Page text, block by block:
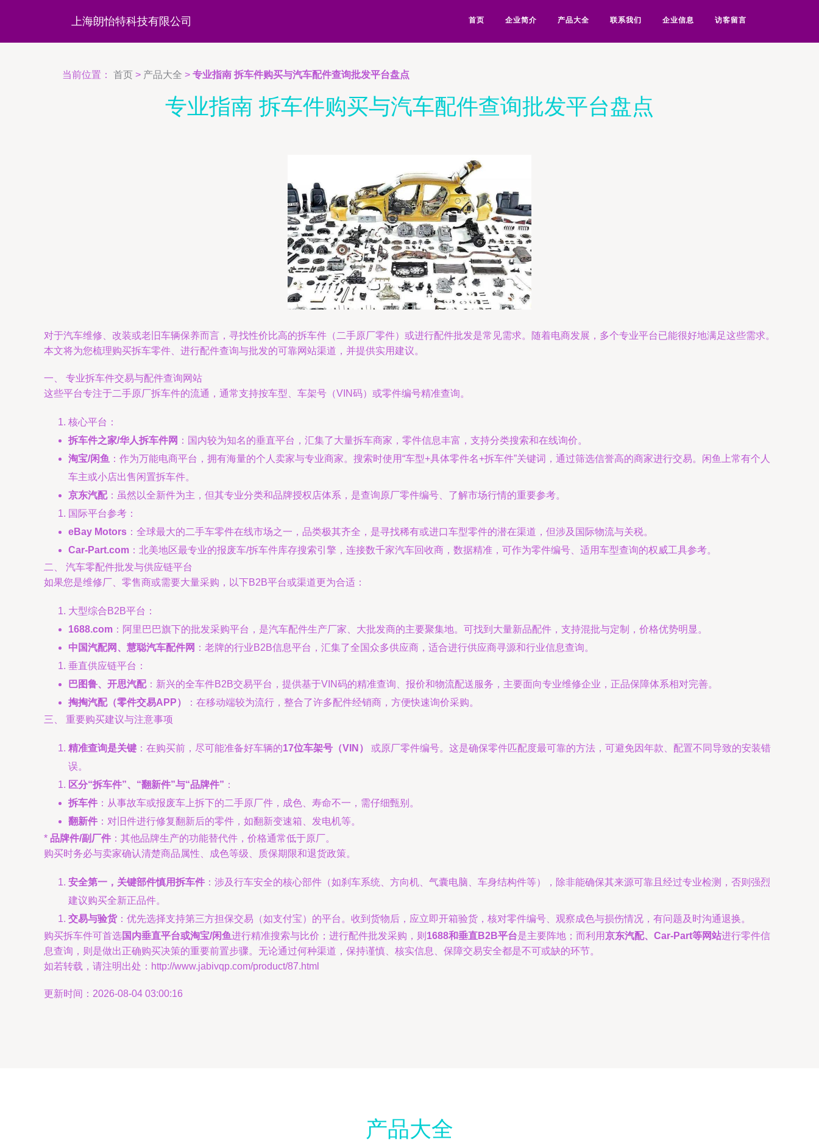
上海朗怡特科技有限公司 首页 企业简介 产品大全 联系我们 企业信息 访客留言
当前位置： 首页 > 产品大全 > 专业指南 拆车件购买与汽车配件查询批发平台盘点
专业指南 拆车件购买与汽车配件查询批发平台盘点
对于汽车维修、改装或老旧车辆保养而言，寻找性价比高的拆车件（二手原厂零件）或进行配件批发是常见需求。随着电商发展，多个专业平台已能很好地满足这些需求。
本文将为您梳理购买拆车零件、进行配件查询与批发的可靠网站渠道，并提供实用建议。
一、 专业拆车件交易与配件查询网站
这些平台专注于二手原厂拆车件的流通，通常支持按车型、车架号（VIN码）或零件编号精准查询。
核心平台：
拆车件之家/华人拆车件网 ：国内较为知名的垂直平台，汇集了大量拆车商家，零件信息丰富，支持分类搜索和在线询价。
淘宝/闲鱼 ：作为万能电商平台，拥有海量的个人卖家与专业商家。搜索时使用“车型+具体零件名+拆车件”关键词，通过筛选信誉高的商家进行交易。闲鱼上常有个人
车主或小店出售闲置拆车件。
京东汽配：虽然以全新件为主，但其专业分类和品牌授权店体系，是查询原厂零件编号、了解市场行情的重要参考。
国际平台参考：
eBay Motors ：全球最大的二手车零件在线市场之一，品类极其齐全，是寻找稀有或进口车型零件的潜在渠道，但涉及国际物流与关税。
Car-Part.com ：北美地区最专业的报废车/拆车件库存搜索引擎，连接数千家汽车回收商，数据精准，可作为零件编号、适用车型查询的权威工具参考。
二、 汽车零配件批发与供应链平台
如果您是维修厂、零售商或需要大量采购，以下B2B平台或渠道更为合适：
大型综合B2B平台：
1688.com ：阿里巴巴旗下的批发采购平台，是汽车配件生产厂家、大批发商的主要聚集地。可找到大量新品配件，支持混批与定制，价格优势明显。
中国汽配网、慧聪汽车配件网 ：老牌的行业B2B信息平台，汇集了全国众多供应商，适合进行供应商寻源和行业信息查询。
垂直供应链平台：
巴图鲁、开思汽配：新兴的全车件B2B交易平台，提供基于VIN码的精准查询、报价和物流配送服务，主要面向专业维修企业，正品保障体系相对完善。
掏掏汽配（零件交易APP）
：在移动端较为流行，整合了许多配件经销商，方便快速询价采购。
三、 重要购买建议与注意事项
精准查询是关键 ：在购买前，尽可能准备好车辆的17位车架号（VIN）
或原厂零件编号。这是确保零件匹配度最可靠的方法，可避免因年款、配置不同导致的安装错
误。
区分“拆车件”、“翻新件”与“品牌件” ：
拆车件 ：从事故车或报废车上拆下的二手原厂件，成色、寿命不一，需仔细甄别。
翻新件 ：对旧件进行修复翻新后的零件，如翻新变速箱、发电机等。
* 品牌件/副厂件 ：其他品牌生产的功能替代件，价格通常低于原厂。
购买时务必与卖家确认清楚商品属性、成色等级、质保期限和退货政策。
安全第一，关键部件慎用拆车件 ：涉及行车安全的核心部件（如刹车系统、方向机、气囊电脑、车身结构件等），除非能确保其来源可靠且经过专业检测，否则强烈
建议购买全新正品件。
交易与验货：优先选择支持第三方担保交易（如支付宝）的平台。收到货物后，应立即开箱验货，核对零件编号、观察成色与损伤情况，有问题及时沟通退换。
购买拆车件可首选国内垂直平台或淘宝/闲鱼进行精准搜索与比价；进行配件批发采购，则 1688和垂直B2B平台是主要阵地；而利用京东汽配、Car-Part等网站进行零件信
息查询，则是做出正确购买决策的重要前置步骤。无论通过何种渠道，保持谨慎、核实信息、保障交易安全都是不可或缺的环节。
如若转载，请注明出处：http://www.jabivqp.com/product/87.html
更新时间：2026-08-04 03:00:16
产品大全